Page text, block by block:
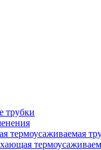
трубки